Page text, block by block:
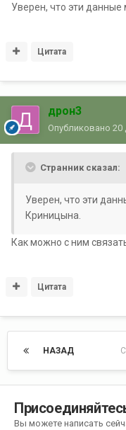
Уверен, что эти
Цитата
дрон3
Опубликовано 20
Странник сказал:
Уверен, что эти
Криницына.
Как можно с ним
Цитата
НАЗАД
Вы можете написать